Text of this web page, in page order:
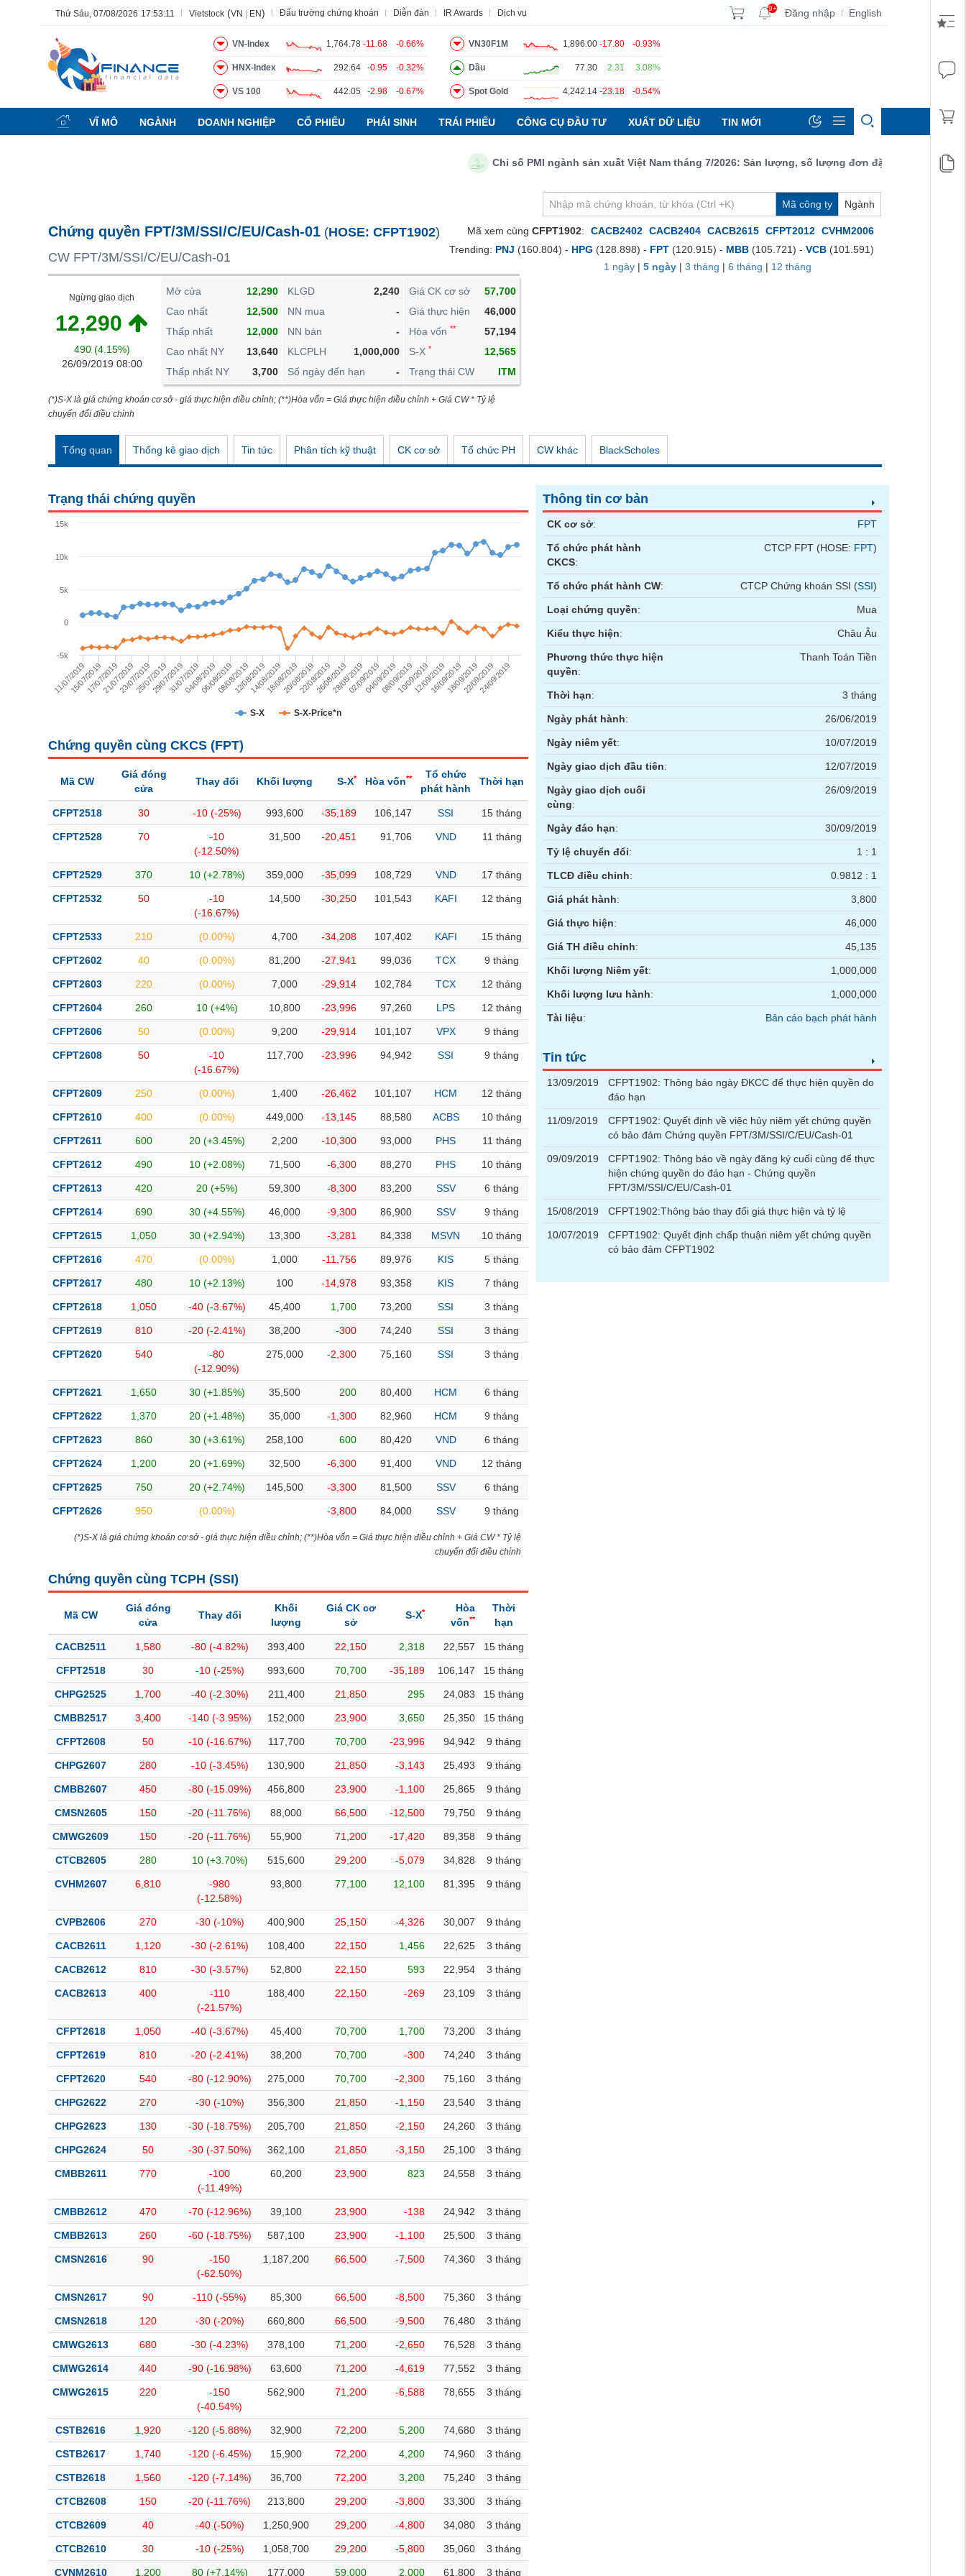
Thứ Sáu, 07/08/2026 17:53:12 Vietstock (VN EN ) Đấu trường chứng khoán Diễn đàn IR Awards Dịch vụ 9+ Đăng nhập | English
VN-Index 1,764.78 -11.68 -0.66%
HNX-Index 292.64 -0.95 -0.32%
VS 100 442.05 -2.98 -0.67%
VN30F1M 1,896.00 -17.80 -0.93%
Dầu 77.30 2.31 3.08%
Spot Gold 4,242.14 -23.18 -0.54%
VĨ MÔ NGÀNH DOANH NGHIỆP CỔ PHIẾU PHÁI SINH TRÁI PHIẾU CÔNG CỤ ĐẦU TƯ XUẤT DỮ LIỆU TIN MỚI
Chỉ số PMI ngành sản xuất Việt Nam tháng 7/2026: Sản lượng, số lượng đơn đặt hàng mới và xuất
Mã công ty Ngành
Chứng quyền FPT/3M/SSI/C/EU/Cash-01 (HOSE: CFPT1902)
CW FPT/3M/SSI/C/EU/Cash-01
Ngừng giao dịch
12,290
490 (4.15%)
26/09/2019 08:00
Mở cửa
12,290
Cao nhất
12,500
Thấp nhất
12,000
Cao nhất NY
13,640
Thấp nhất NY
3,700
KLGD
2,240
NN mua
-
NN bán
-
KLCPLH
1,000,000
Số ngày đến hạn
-
Giá CK cơ sở
57,700
Giá thực hiện
46,000
Hòa vốn **
57,194
S-X *
12,565
Trạng thái CW
ITM
(*)S-X là giá chứng khoán cơ sở - giá thực hiện điều chỉnh; (**)Hòa vốn = Giá thực hiện điều chỉnh + Giá CW * Tỷ lệ
chuyển đổi điều chỉnh
Mã xem cùng CFPT1902: CACB2402 CACB2404 CACB2615 CFPT2012 CVHM2006
Trending: PNJ (160.804) - HPG (128.898) - FPT (120.915) - MBB (105.721) - VCB (101.591)
1 ngày | 5 ngày | 3 tháng | 6 tháng | 12 tháng
Tổng quan Thống kê giao dịch Tin tức Phân tích kỹ thuật CK cơ sở Tổ chức PH CW khác BlackScholes
Trạng thái chứng quyền
S-X S-X-Price*n
11/07/2019
15/07/201917/07/201921/07/201923/07/201925/07/201929/07/201931/07/201904/08/201906/08/201908/08/201912/08/201914/08/201918/08/201920/08/201922/08/201926/08/201928/08/201902/09/201904/09/201908/09/201910/09/201912/09/201916/09/201918/09/201922/09/2019
24/09/2019
-5k
0
5k
10k
15k
Chứng quyền cùng CKCS (FPT)
Mã CW
Giá đóng
cửa
Thay đổi Khối lượng S-X* Hòa vốn**
Tổ chức
phát hành
Thời hạn
CFPT2518 30 -10 (-25%) 993,600 -35,189 106,147 SSI 15 tháng
CFPT2528 70
-10
(-12.50%)
31,500 -20,451 91,706 VND 11 tháng
CFPT2529 370 10 (+2.78%) 359,000 -35,099 108,729 VND 17 tháng
CFPT2532 50
-10
(-16.67%)
14,500 -30,250 101,543 KAFI 12 tháng
CFPT2533 210 (0.00%) 4,700 -34,208 107,402 KAFI 15 tháng
CFPT2602 40 (0.00%) 81,200 -27,941 99,036 TCX 9 tháng
CFPT2603 220 (0.00%) 7,000 -29,914 102,784 TCX 12 tháng
CFPT2604 260 10 (+4%) 10,800 -23,996 97,260 LPS 12 tháng
CFPT2606 50 (0.00%) 9,200 -29,914 101,107 VPX 9 tháng
CFPT2608 50
-10
(-16.67%)
117,700 -23,996 94,942 SSI 9 tháng
CFPT2609 250 (0.00%) 1,400 -26,462 101,107 HCM 12 tháng
CFPT2610 400 (0.00%) 449,000 -13,145 88,580 ACBS 10 tháng
CFPT2611 600 20 (+3.45%) 2,200 -10,300 93,000 PHS 11 tháng
CFPT2612 490 10 (+2.08%) 71,500 -6,300 88,270 PHS 10 tháng
CFPT2613 420 20 (+5%) 59,300 -8,300 83,200 SSV 6 tháng
CFPT2614 690 30 (+4.55%) 46,000 -9,300 86,900 SSV 9 tháng
CFPT2615 1,050 30 (+2.94%) 13,300 -3,281 84,338 MSVN 10 tháng
CFPT2616 470 (0.00%) 1,000 -11,756 89,976 KIS 5 tháng
CFPT2617 480 10 (+2.13%) 100 -14,978 93,358 KIS 7 tháng
CFPT2618 1,050 -40 (-3.67%) 45,400 1,700 73,200 SSI 3 tháng
CFPT2619 810 -20 (-2.41%) 38,200 -300 74,240 SSI 3 tháng
CFPT2620 540
-80
(-12.90%)
275,000 -2,300 75,160 SSI 3 tháng
CFPT2621 1,650 30 (+1.85%) 35,500 200 80,400 HCM 6 tháng
CFPT2622 1,370 20 (+1.48%) 35,000 -1,300 82,960 HCM 9 tháng
CFPT2623 860 30 (+3.61%) 258,100 600 80,420 VND 6 tháng
CFPT2624 1,200 20 (+1.69%) 32,500 -6,300 91,400 VND 12 tháng
CFPT2625 750 20 (+2.74%) 145,500 -3,300 81,500 SSV 6 tháng
CFPT2626 950 (0.00%) -3,800 84,000 SSV 9 tháng
(*)S-X là giá chứng khoán cơ sở - giá thực hiện điều chỉnh; (**)Hòa vốn = Giá thực hiện điều chỉnh + Giá CW * Tỷ lệ
chuyển đổi điều chỉnh
Chứng quyền cùng TCPH (SSI)
Mã CW
Giá đóng
cửa
Thay đổi
Khối
lượng
Giá CK cơ
sở
S-X*
Hòa
vốn**
Thời
hạn
CACB2511 1,580 -80 (-4.82%) 393,400 22,150 2,318 22,557 15 tháng
CFPT2518 30 -10 (-25%) 993,600 70,700 -35,189 106,147 15 tháng
CHPG2525 1,700 -40 (-2.30%) 211,400 21,850 295 24,083 15 tháng
CMBB2517 3,400 -140 (-3.95%) 152,000 23,900 3,650 25,350 15 tháng
CFPT2608 50 -10 (-16.67%) 117,700 70,700 -23,996 94,942 9 tháng
CHPG2607 280 -10 (-3.45%) 130,900 21,850 -3,143 25,493 9 tháng
CMBB2607 450 -80 (-15.09%) 456,800 23,900 -1,100 25,865 9 tháng
CMSN2605 150 -20 (-11.76%) 88,000 66,500 -12,500 79,750 9 tháng
CMWG2609 150 -20 (-11.76%) 55,900 71,200 -17,420 89,358 9 tháng
CTCB2605 280 10 (+3.70%) 515,600 29,200 -5,079 34,828 9 tháng
CVHM2607 6,810
-980
(-12.58%)
93,800 77,100 12,100 81,395 9 tháng
CVPB2606 270 -30 (-10%) 400,900 25,150 -4,326 30,007 9 tháng
CACB2611 1,120 -30 (-2.61%) 108,400 22,150 1,456 22,625 3 tháng
CACB2612 810 -30 (-3.57%) 52,800 22,150 593 22,954 3 tháng
CACB2613 400
-110
(-21.57%)
188,400 22,150 -269 23,109 3 tháng
CFPT2618 1,050 -40 (-3.67%) 45,400 70,700 1,700 73,200 3 tháng
CFPT2619 810 -20 (-2.41%) 38,200 70,700 -300 74,240 3 tháng
CFPT2620 540 -80 (-12.90%) 275,000 70,700 -2,300 75,160 3 tháng
CHPG2622 270 -30 (-10%) 356,300 21,850 -1,150 23,540 3 tháng
CHPG2623 130 -30 (-18.75%) 205,700 21,850 -2,150 24,260 3 tháng
CHPG2624 50 -30 (-37.50%) 362,100 21,850 -3,150 25,100 3 tháng
CMBB2611 770
-100
(-11.49%)
60,200 23,900 823 24,558 3 tháng
CMBB2612 470 -70 (-12.96%) 39,100 23,900 -138 24,942 3 tháng
CMBB2613 260 -60 (-18.75%) 587,100 23,900 -1,100 25,500 3 tháng
CMSN2616 90
-150
(-62.50%)
1,187,200 66,500 -7,500 74,360 3 tháng
CMSN2617 90 -110 (-55%) 85,300 66,500 -8,500 75,360 3 tháng
CMSN2618 120 -30 (-20%) 660,800 66,500 -9,500 76,480 3 tháng
CMWG2613 680 -30 (-4.23%) 378,100 71,200 -2,650 76,528 3 tháng
CMWG2614 440 -90 (-16.98%) 63,600 71,200 -4,619 77,552 3 tháng
CMWG2615 220
-150
(-40.54%)
562,900 71,200 -6,588 78,655 3 tháng
CSTB2616 1,920 -120 (-5.88%) 32,900 72,200 5,200 74,680 3 tháng
CSTB2617 1,740 -120 (-6.45%) 15,900 72,200 4,200 74,960 3 tháng
CSTB2618 1,560 -120 (-7.14%) 36,700 72,200 3,200 75,240 3 tháng
CTCB2608 150 -20 (-11.76%) 213,800 29,200 -3,800 33,300 3 tháng
CTCB2609 40 -40 (-50%) 1,250,900 29,200 -4,800 34,080 3 tháng
CTCB2610 30 -10 (-25%) 1,058,700 29,200 -5,800 35,060 3 tháng
CVNM2610 1,200 80 (+7.14%) 177,000 59,000 2,000 61,800 3 tháng
Thông tin cơ bản
CK cơ sở: FPT
Tổ chức phát hành
CKCS:
CTCP FPT (HOSE: FPT)
Tổ chức phát hành CW: CTCP Chứng khoán SSI (SSI)
Loại chứng quyền: Mua
Kiểu thực hiện: Châu Âu
Phương thức thực hiện
quyền:
Thanh Toán Tiền
Thời hạn: 3 tháng
Ngày phát hành: 26/06/2019
Ngày niêm yết: 10/07/2019
Ngày giao dịch đầu tiên: 12/07/2019
Ngày giao dịch cuối
cùng:
26/09/2019
Ngày đáo hạn: 30/09/2019
Tỷ lệ chuyển đổi: 1 : 1
TLCĐ điều chỉnh: 0.9812 : 1
Giá phát hành: 3,800
Giá thực hiện: 46,000
Giá TH điều chỉnh: 45,135
Khối lượng Niêm yết: 1,000,000
Khối lượng lưu hành: 1,000,000
Tài liệu: Bản cáo bạch phát hành
Tin tức
13/09/2019
CFPT1902: Thông báo ngày ĐKCC để thực hiện quyền do
đáo hạn
11/09/2019
CFPT1902: Quyết định về việc hủy niêm yết chứng quyền
có bảo đảm Chứng quyền FPT/3M/SSI/C/EU/Cash-01
09/09/2019
CFPT1902: Thông báo về ngày đăng ký cuối cùng để thực
hiện chứng quyền do đáo hạn - Chứng quyền
FPT/3M/SSI/C/EU/Cash-01
15/08/2019 CFPT1902:Thông báo thay đổi giá thực hiện và tỷ lệ
10/07/2019
CFPT1902: Quyết định chấp thuận niêm yết chứng quyền
có bảo đảm CFPT1902
Tính năng Ngành Mã chứng khoán Lãnh đạo Tin tức Báo cáo phân tích Thuật ngữ Dịch vụ
BẤT ĐỘNG SẢN
TÀI CHÍNH
KINH TẾ
THẾ GIỚI
ĐÔNG DƯƠNG
PHÂN TÍCH
VIETSTOCKFINANCE
PHÁI SINH
TRÁI PHIẾU
CÔNG CỤ ĐẦU TƯ
XUẤT DỮ LIỆU
TIN MỚI
VS-SECTOR
NGUYÊN VẬT LIỆU
TIÊU DÙNG KHÔNG THIẾT YẾU
TIÊU DÙNG THIẾT YẾU
CHĂM SÓC SỨC KHỎE
TÀI CHÍNH
CÔNG NGHỆ THÔNG TIN
BẤT ĐỘNG SẢN
Mã chứng khoán(-)
Cổ phiếu Chỉ số Chứng chỉ quỹ Chứng quyền Hợp đồng tương lai Trái phiếu
Lãnh đạo(-)
Người nội bộ Người liên quan Cổ đông lớn
Tin tức(-)
Bài viết của tác giả (-)
Báo cáo phân tích(-)
Dịch vụ(-)
Đào tạo
Sách tài chính
Công cụ đầu tư
Truyền thông tài chính
Dữ liệu tài chính